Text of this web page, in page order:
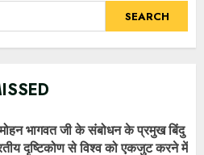
भागवत जी के संबोधन के प्रमुख बिंदु
दृष्टिकोण से विश्व को एकजुट करने में